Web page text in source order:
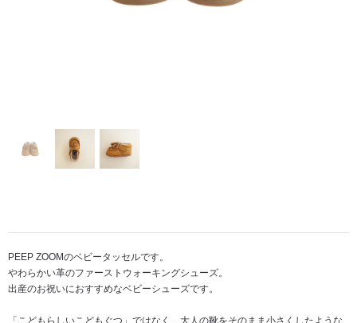
PEEP ZOOMのベビータッセルです。
やわらかい革のファーストウォーキングシューズ。
出産のお祝いにおすすめなベビーシューズです。
「こどもらしいこどもぐつ」ではなく、大人の靴をそのまま小さくしたような